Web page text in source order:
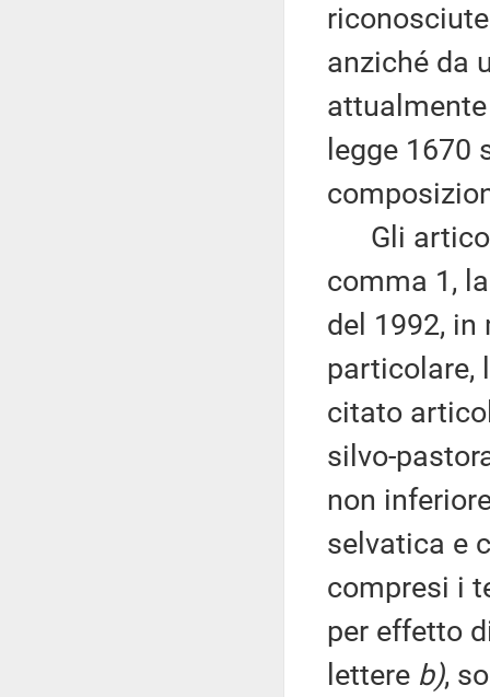
anziché da
legge 1670
Gli articoli
comma 1,
del 1992,
particolare,
citato
silvo-
non
selvatica e
compresi i
per effetto
lettere b),